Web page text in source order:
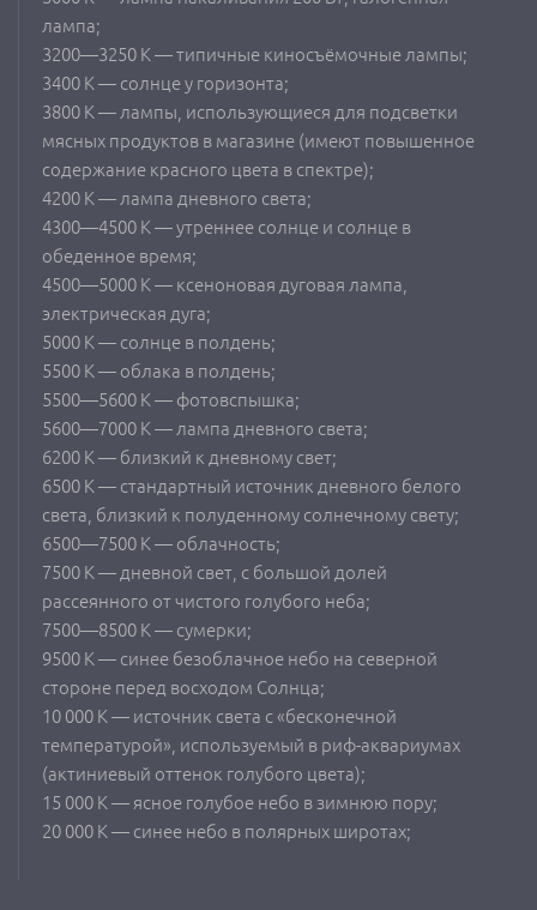
лампа;
3200—3250 К — типичные киносъёмочные лампы;
3400 К — солнце у горизонта;
3800 К — лампы, использующиеся для подсветки
мясных продуктов в магазине (имеют повышенное
содержание красного цвета в спектре);
4200 К — лампа дневного света;
4300—4500 K — утреннее солнце и солнце в
обеденное время;
4500—5000 К — ксеноновая дуговая лампа,
электрическая дуга;
5000 К — солнце в полдень;
5500 К — облака в полдень;
5500—5600 К — фотовспышка;
5600—7000 К — лампа дневного света;
6200 К — близкий к дневному свет;
6500 К — стандартный источник дневного белого
света, близкий к полуденному солнечному свету;
6500—7500 К — облачность;
7500 К — дневной свет, с большой долей
рассеянного от чистого голубого неба;
7500—8500 К — сумерки;
9500 К — синее безоблачное небо на северной
стороне перед восходом Солнца;
10 000 К — источник света с «бесконечной
температурой», используемый в риф-аквариумах
(актиниевый оттенок голубого цвета);
15 000 К — ясное голубое небо в зимнюю пору;
20 000 К — синее небо в полярных широтах;